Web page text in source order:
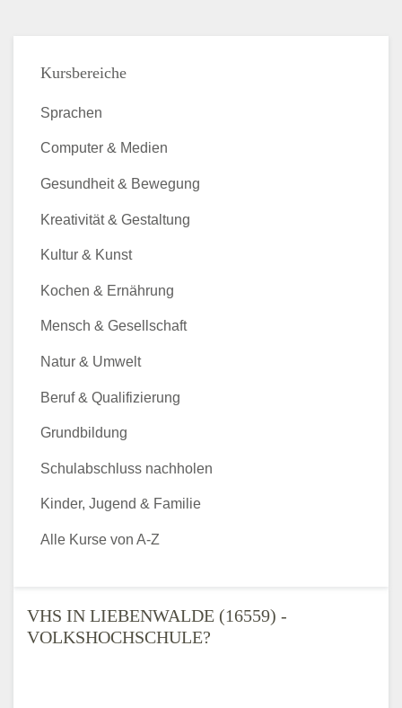
VHS IN LIEBENWALDE (16559) -
VOLKSHOCHSCHULE?
Kursbereiche
Sprachen
Computer & Medien
Gesundheit & Bewegung
Kreativität & Gestaltung
Kultur & Kunst
Kochen & Ernährung
Mensch & Gesellschaft
Natur & Umwelt
Beruf & Qualifizierung
Grundbildung
Schulabschluss nachholen
Kinder, Jugend & Familie
Alle Kurse von A-Z